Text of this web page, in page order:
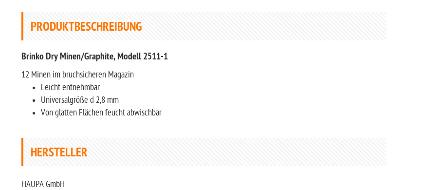
PRODUKTBESCHREIBUNG
Brinko Dry Minen/Graphite, Modell 2511-1
12 Minen im bruchsicheren Magazin
Leicht entnehmbar
Universalgröße d 2,8 mm
Von glatten Flächen feucht abwischbar
HERSTELLER
HAUPA GmbH